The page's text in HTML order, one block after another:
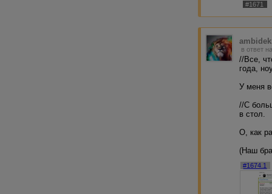
5000
что люди сейчас
магазины на
#1671
в ответ
//Все,
года,
У меня
//С
в стол.
О, как
(Наш
#1674.1